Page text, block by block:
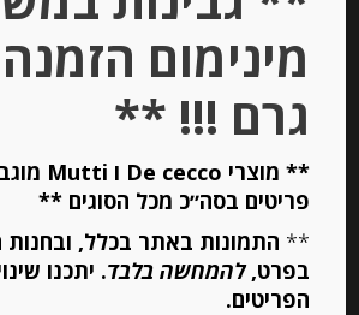
מחיר ל 100 גרם: 46.25 ש"ח
יחידות
הוספה לסל
Out of
Stock
גרם !!! **
פריטים בסה״כ מכל הסוגים **
** התמונות באתר בכלל, ובחנות
בפרט,להמחשה בלבד. יתכנו
הפריטים.